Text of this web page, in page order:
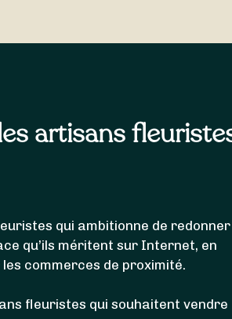
lès-Beaune,Vignoles,Sainte-
artisans
qui ambitionne de redonner
qu’ils méritent sur Internet, en
commerces de proximité.
fleuristes qui souhaitent vendre